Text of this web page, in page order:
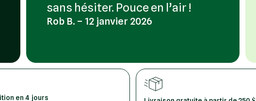
sans hésiter. Pouce en l’air !
Rob B. – 12 janvier 2026
en 4 jours